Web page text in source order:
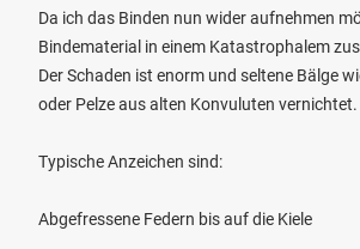
Da ich das Binden nun wider aufnehmen
Bindematerial in einem Katastrophalem
Der Schaden ist enorm und seltene Bälge
oder Pelze aus alten Konvuluten vernichtet.
Typische Anzeichen sind:
Abgefressene Federn bis auf die Kiele